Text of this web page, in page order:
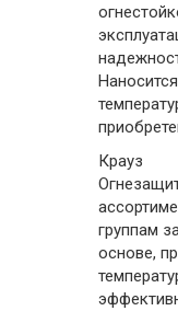
Крауз
группам
основе,